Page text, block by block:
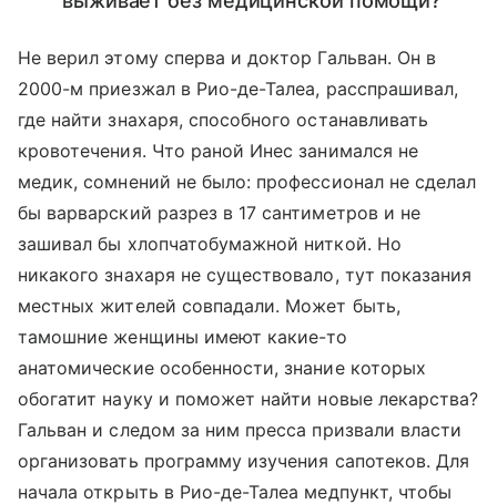
Не верил этому сперва и доктор Гальван. Он в
2000-м приезжал в Рио-де-Талеа, расспрашивал,
где найти знахаря, способного останавливать
кровотечения. Что раной Инес занимался не
медик, сомнений не было: профессионал не сделал
бы варварский разрез в 17 сантиметров и не
зашивал бы хлопчатобумажной ниткой. Но
никакого знахаря не существовало, тут показания
местных жителей совпадали. Может быть,
тамошние женщины имеют какие-то
анатомические особенности, знание которых
обогатит науку и поможет найти новые лекарства?
Гальван и следом за ним пресса призвали власти
организовать программу изучения сапотеков. Для
начала открыть в Рио-де-Талеа медпункт, чтобы